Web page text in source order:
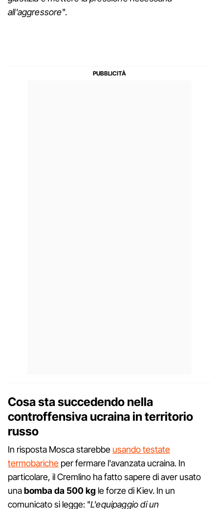
all'aggressore".
Cosa sta succedendo nella
controffensiva ucraina in territorio
russo
In risposta Mosca starebbe usando testate
termobariche per fermare l'avanzata ucraina. In
particolare, il Cremlino ha fatto sapere di aver usato
unabomba da 500 kg le forze di Kiev. In un
comunicato si legge: "L'equipaggio di un